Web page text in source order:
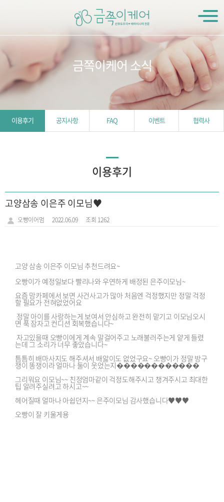
금쪽이케어 소식
이용후기 공지사항 FAQ 이벤트 협력사
이용후기
고양삼송 이은주 이모님♥️
오빵이어멈 2022.06.09 조회 1262
고양 삼송 이은주 이모님 추천드려요~
오빵이가 예정일보다 빨리나와 우연하게 배정된 은주이모님~
요즘 맘카페에서 보면 사건사고가 많아 처음엔 걱정했지만 정말 걱정
할 필요가 전혀없었어요
정말 아이를 사랑하는게 보여서 안심하고 완전히 맡기고 이모님오시
면 푹 잠자고 컨디션 회복했습니다~
자고있을때 오빵이에게 계속 말걸어주고 노래불러주는게 얕게 들렸
는데 그 소리가 너무 좋았습니다~
틈틈히 배마사지도 해주셔서 배앓이도 없었구요~ 오빵이가 정말 방구
쟁이 똥쟁이라 얼마나 둘이 웃었는지������������
그리워요 이모님~~ 친정엄마같이 걱정도해주시고 챙겨주시고 최대한
팁 알려주실려고 하시고~~
헤어질때 얼마나 아쉽던지~~ 은주이모님 감사했습니다♥️♥️♥️
오빵이 잘 키울게용